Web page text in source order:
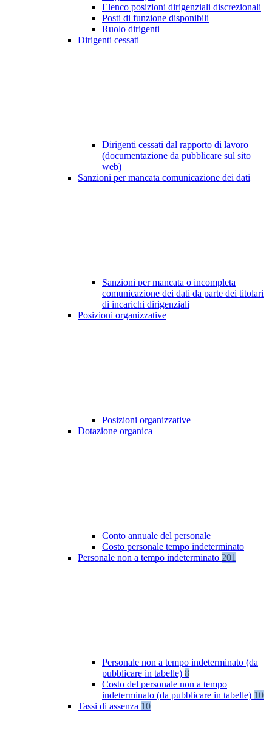
Elenco posizioni dirigenziali discrezionali
Posti di funzione disponibili
Ruolo dirigenti
Dirigenti cessati
Dirigenti cessati dal rapporto di lavoro
(documentazione da pubblicare sul sito
web)
Sanzioni per mancata comunicazione dei dati
Sanzioni per mancata o incompleta
comunicazione dei dati da parte dei titolari
di incarichi dirigenziali
Posizioni organizzative
Posizioni organizzative
Dotazione organica
Conto annuale del personale
Costo personale tempo indeterminato
Personale non a tempo indeterminato 201
Personale non a tempo indeterminato (da
pubblicare in tabelle) 8
Costo del personale non a tempo
indeterminato (da pubblicare in tabelle) 10
Tassi di assenza 10